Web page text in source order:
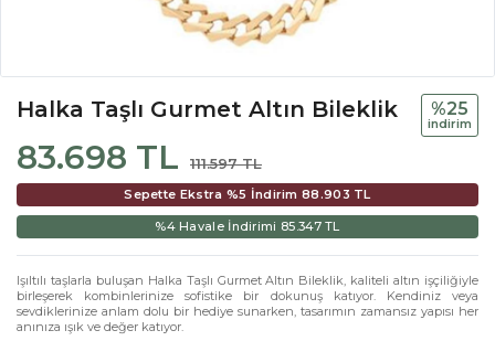
Halka Taşlı Gurmet Altın Bileklik
83.698 TL 111.597 TL
%25
i̇ndi̇ri̇m
Sepette Ekstra %5 İndirim88.903 TL
%4 Havale İndirimi 85.347 TL
Işıltılı taşlarla buluşan Halka Taşlı Gurmet Altın Bileklik, kaliteli altın işçiliğiyle
birleşerek kombinlerinize sofistike bir dokunuş katıyor. Kendiniz veya
sevdiklerinize anlam dolu bir hediye sunarken, tasarımın zamansız yapısı her
anınıza ışık ve değer katıyor.